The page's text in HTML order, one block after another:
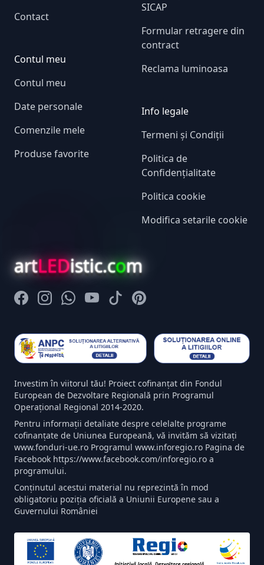
Contact
Contul meu
Contul meu
Date personale
Comenzile mele
Produse favorite
SICAP
Formular retragere din
contract
Reclama luminoasa
Info legale
Termeni și Condiții
Politica de
Confidențialitate
Politica cookie
Modifica setarile cookie
artLEDistic.com
FacebookInstagramWhatsappYoutubeTiktokPinterest
Investim în viitorul tău! Proiect cofinanțat din Fondul
European de Dezvoltare Regională prin Programul
Operațional Regional 2014-2020.
Pentru informații detaliate despre celelalte programe
cofinanțate de Uniunea Europeană, vă invităm să vizitați
www.fonduri-ue.ro Programul www.inforegio.ro Pagina de
Facebook https://www.facebook.com/inforegio.ro a
programului.
Conținutul acestui material nu reprezintă în mod
obligatoriu poziția oficială a Uniunii Europene sau a
Guvernului României